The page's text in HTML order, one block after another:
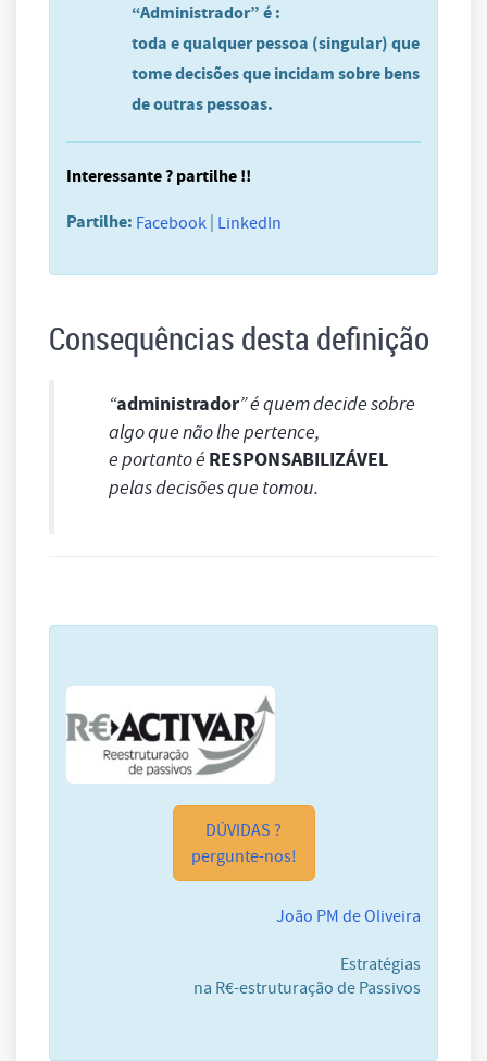
“Administrador” é :
toda e qualquer pessoa (singular) que
tome decisões que incidam sobre bens
de outras pessoas.
Interessante ? partilhe !!
Partilhe: Facebook LinkedIn
Consequências desta definição
“administrador” é quem decide sobre
algo que não lhe pertence,
e portanto é RESPONSABILIZÁVEL
pelas decisões que tomou.
DÚVIDAS ?
pergunte-nos!
João PM de Oliveira
Estratégias
na R€-estruturação de Passivos